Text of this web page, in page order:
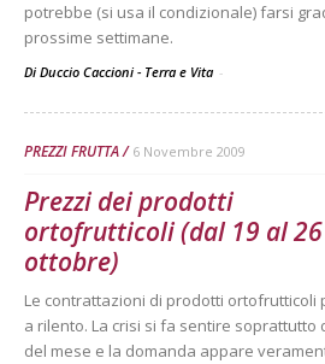
potrebbe (si usa il condizionale) farsi
prossime settimane.
Di Duccio Caccioni - Terra e Vita -
PREZZI FRUTTA 6 Novembre 2009
Prezzi dei prodotti
ortofrutticoli (dal 19 al 26
ottobre)
Le contrattazioni di prodotti ortofrutticoli
a rilento. La crisi si fa sentire soprattutto
del mese e la domanda appare